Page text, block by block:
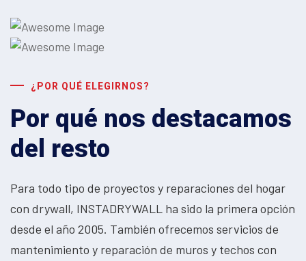
¿POR QUÉ ELEGIRNOS?
Por qué nos destacamos
del resto
Para todo tipo de proyectos y reparaciones del hogar
con drywall, INSTADRYWALL ha sido la primera opción
desde el año 2005. También ofrecemos servicios de
mantenimiento y reparación de muros y techos con